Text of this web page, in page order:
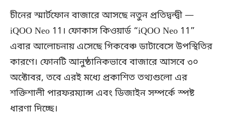
চীনের স্মার্টফোন বাজারে আসছে নতুন প্রতিদ্বন্দ্বী —
iQOO Neo 11। ফোকাস কিওয়ার্ড “iQOO Neo 11”
এবার আলোচনায় এসেছে গিকবেঞ্চ ডাটাবেসে উপস্থিতির
কারণে। ফোনটি আনুষ্ঠানিকভাবে বাজারে আসবে ৩০
অক্টোবর, তবে এরই মধ্যে প্রকাশিত তথ্যগুলো এর
শক্তিশালী পারফরম্যান্স এবং ডিজাইন সম্পর্কে স্পষ্ট
ধারণা দিচ্ছে।